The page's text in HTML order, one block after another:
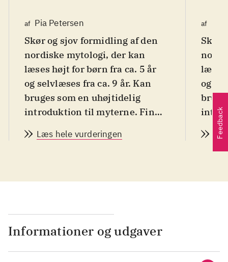
af Pia Petersen
Skør og sjov formidling af den
nordiske mytologi, der kan
læses højt for børn fra ca. 5 år
og selvlæses fra ca. 9 år. Kan
bruges som en uhøjtidelig
introduktion til myterne. Fin
ses, så børn der kender ham fra
tidligere arbejdet sammen om
forfatter har tidligere også taget
fat på opera og Bibelen for at
formidle dem til børn. Her er
det den nordiske mytologi, der
Læs hele vurderingen
af
Skør
læses
og
ses,
det
Informationer og udgaver
Feedback